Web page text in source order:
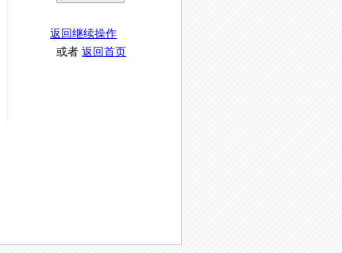
返回继续操作
或者返回首页